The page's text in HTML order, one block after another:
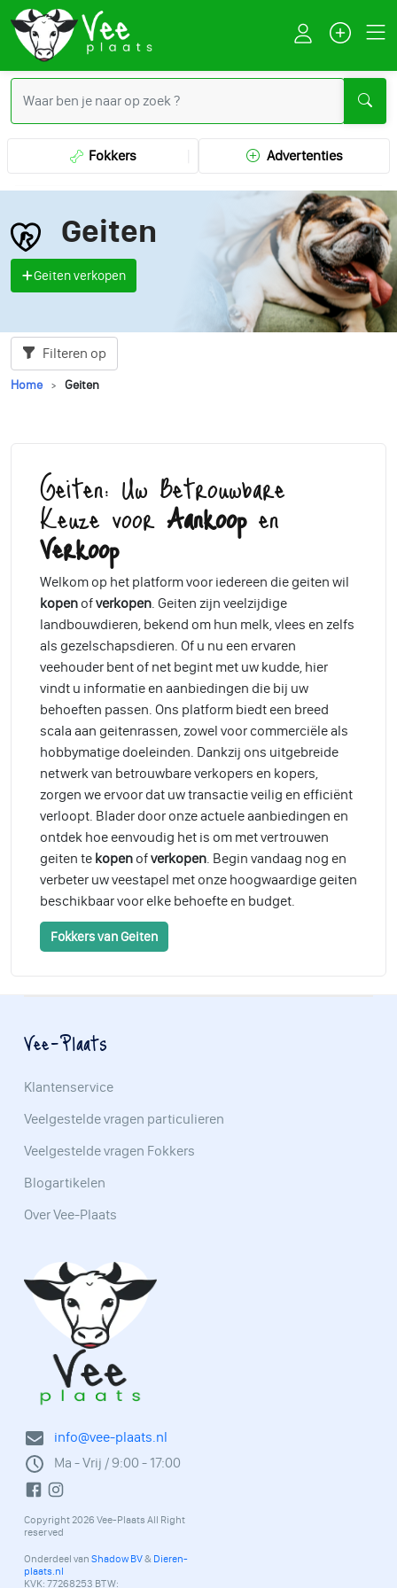
Fokkers Advertenties
Geiten
Geiten verkopen
Filteren op
Home Geiten
Geiten: Uw Betrouwbare
Keuze voorAankoopen
Verkoop
Welkom op het platform voor iedereen die geiten wil
kopen ofverkopen. Geiten zijn veelzijdige
landbouwdieren, bekend om hun melk, vlees en zelfs
als gezelschapsdieren. Of u nu een ervaren
veehouder bent of net begint met uw kudde, hier
vindt u informatie en aanbiedingen die bij uw
behoeften passen. Ons platform biedt een breed
scala aan geitenrassen, zowel voor commerciële als
hobbymatige doeleinden. Dankzij ons uitgebreide
netwerk van betrouwbare verkopers en kopers,
zorgen we ervoor dat uw transactie veilig en efficiënt
verloopt. Blader door onze actuele aanbiedingen en
ontdek hoe eenvoudig het is om met vertrouwen
geiten te kopen ofverkopen. Begin vandaag nog en
verbeter uw veestapel met onze hoogwaardige geiten
beschikbaar voor elke behoefte en budget.
Fokkers van Geiten
info@vee-plaats.nl
Ma - Vrij / 9:00 - 17:00
Copyright 2026 Vee-Plaats All Right
reserved
Onderdeel van Shadow BV& Dieren-
plaats.nl
KVK: 77268253 BTW:
Vee-Plaats
Klantenservice
Veelgestelde vragen particulieren
Veelgestelde vragen Fokkers
Blogartikelen
Over Vee-Plaats